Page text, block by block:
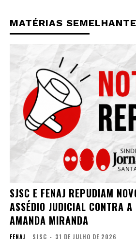
MATÉRIAS
SJSC E FENAJ REPUDIAM
ASSÉDIO JUDICIAL CONTRA
AMANDA MIRANDA
FENAJ SJSC - 31 DE JULHO DE 2026